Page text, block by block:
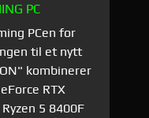
PC
PCen for
til et nytt
kombinerer
RTX
5 8400F